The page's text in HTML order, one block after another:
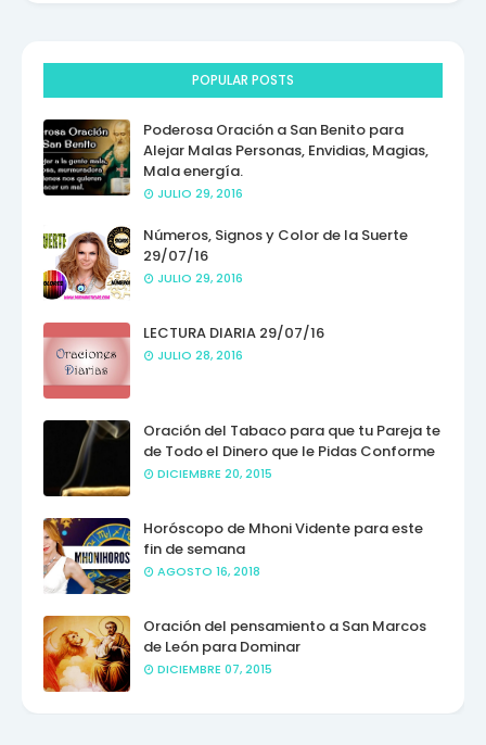
POPULAR POSTS
Poderosa Oración a San Benito para
Alejar Malas Personas, Envidias, Magias,
Mala energía.
JULIO 29, 2016
Números, Signos y Color de la Suerte
29/07/16
JULIO 29, 2016
LECTURA DIARIA 29/07/16
JULIO 28, 2016
Oración del Tabaco para que tu Pareja te
de Todo el Dinero que le Pidas Conforme
DICIEMBRE 20, 2015
Horóscopo de Mhoni Vidente para este
fin de semana
AGOSTO 16, 2018
Oración del pensamiento a San Marcos
de León para Dominar
DICIEMBRE 07, 2015